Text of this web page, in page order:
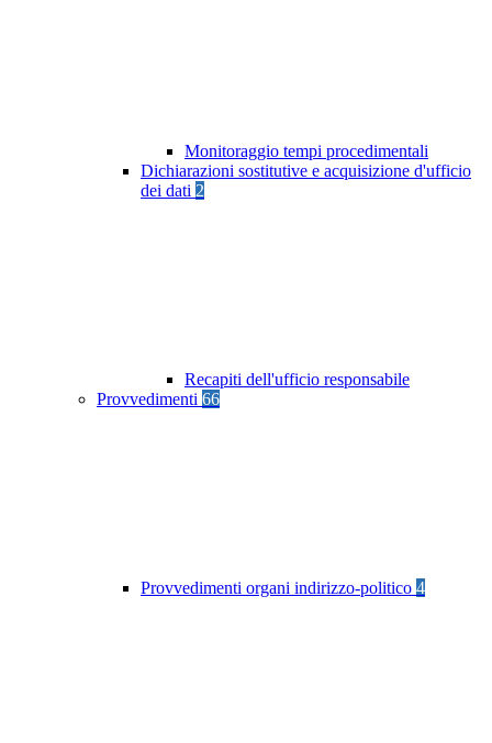
Monitoraggio tempi procedimentali
Dichiarazioni sostitutive e acquisizione d'ufficio
dei dati 2
Recapiti dell'ufficio responsabile
Provvedimenti 66
Provvedimenti organi indirizzo-politico 4